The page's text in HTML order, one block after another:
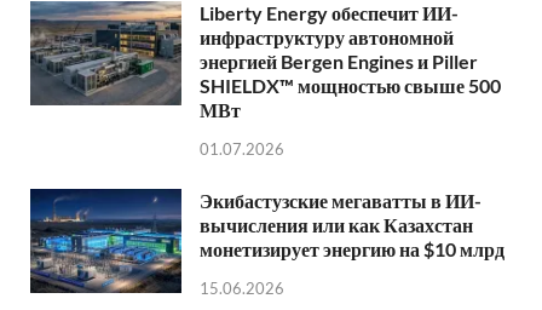
Liberty Energy обеспечит ИИ-
инфраструктуру автономной
энергией Bergen Engines и Piller
SHIELDX™ мощностью свыше 500
МВт
01.07.2026
Экибастузские мегаватты в ИИ-
вычисления или как Казахстан
монетизирует энергию на $10 млрд
15.06.2026